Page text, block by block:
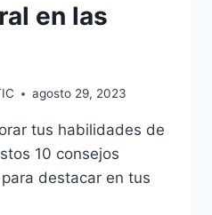
en las
agosto 29, 2023
tus habilidades de
10 consejos
destacar en tus